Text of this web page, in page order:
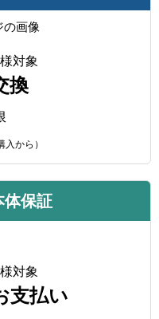
対象
換
入から）
体保証
対象
支払い